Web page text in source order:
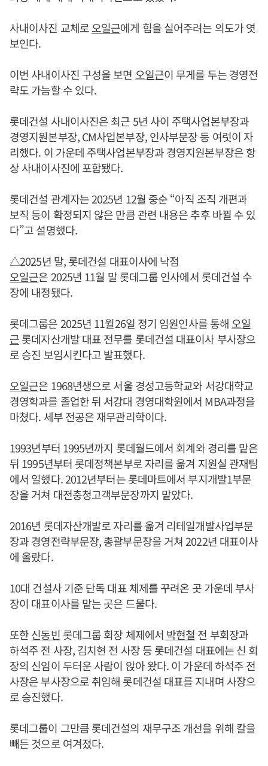
사내이사진 교체로오일근에게 힘을 실어주려는 의도가 엿
보인다.
이번 사내이사진 구성을 보면 오일근이 무게를 두는 경영전
략도 가늠할 수 있다.
롯데건설 사내이사진은 최근 5년 사이 주택사업본부장과
경영지원본부장, CM사업본부장, 인사부문장 등 여럿이 자
리했다. 이 가운데 주택사업본부장과 경영지원본부장은 항
상 사내이사진에 포함됐다.
롯데건설 관계자는 2025년 12월 중순 “아직 조직 개편과
보직 등이 확정되지 않은 만큼 관련 내용은 추후 바뀔 수 있
다”고 설명했다.
△2025년 말, 롯데건설 대표이사에 낙점
오일근은 2025년 11월 말 롯데그룹 인사에서 롯데건설 수
장에 내정됐다.
롯데그룹은 2025년 11월26일 정기 임원인사를 통해 오일
근롯데자산개발 대표 전무를 롯데건설 대표이사 부사장으
로 승진 보임시킨다고 발표했다.
오일근은 1968년생으로 서울 경성고등학교와 서강대학교
경영학과를 졸업한 뒤 서강대 경영대학원에서 MBA과정을
마쳤다. 세부 전공은 재무관리학이다.
1993년부터 1995년까지 롯데월드에서 회계와 경리를 맡은
뒤 1995년부터 롯데정책본부로 자리를 옮겨 지원실 관재팀
에서 일했다. 2012년부터는 롯데마트에서 부지개발1부문
장을 거쳐 대전충청고객부문장까지 맡았다.
2016년 롯데자산개발로 자리를 옮겨 리테일개발사업부문
장과 경영전략부문장, 총괄부문장을 거쳐 2022년 대표이사
에 올랐다.
10대 건설사 기준 단독 대표 체제를 꾸려온 곳 가운데 부사
장이 대표이사를 맡는 곳은 드물다.
또한신동빈롯데그룹 회장 체제에서 박현철 전 부회장과
하석주 전 사장, 김치현 전 사장 등 롯데건설 대표에는 신 회
장의 신임이 두터운 사람이 앉아 왔다. 이 가운데 하석주 전
사장은 부사장으로 취임해 롯데건설 대표를 지내며 사장으
로 승진했다.
롯데그룹이 그만큼 롯데건설의 재무구조 개선을 위해 칼을
빼든 것으로 여겨졌다.